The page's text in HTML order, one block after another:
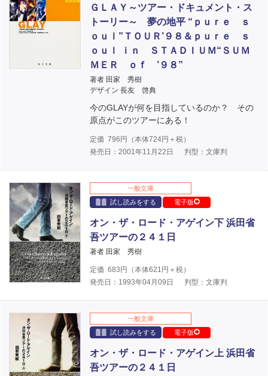
ＧＬＡＹ～ツアー・ドキュメント・ス
トーリー～ 夢の地平 “ｐｕｒｅ ｓ
ｏｕｌ”ＴＯＵＲ’９８＆ｐｕｒｅ ｓ
ｏｕｌ ｉｎ ＳＴＡＤＩＵＭ“ＳＵＭ
ＭＥＲ ｏｆ ’９８”
著者 田家 秀樹
デザイン 長友 啓典
今のGLAYが何を目指しているのか？ その
原点がこのツアーにある！
定価 796 円（本体724円＋税）
発売日：2001年11月22日
判型：文庫判
一般文庫
試し読みをする
電子版
オン・ザ・ロード・アゲイン下 浜田省
吾ツアーの２４１日
著者 田家 秀樹
定価 683 円（本体621 円＋税）
発売日：1993年04月09日
判型：文庫判
一般文庫
試し読みをする
電子版
オン・ザ・ロード・アゲイン上 浜田省
吾ツアーの２４１日